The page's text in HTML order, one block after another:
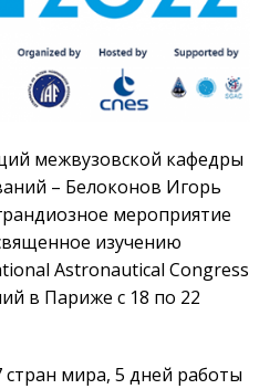
межвузовской кафедры
– Белоконов Игорь
мероприятие
изучению
Astronautical Congress
в Париже с 18 по 22
стран мира, 5 дней работы